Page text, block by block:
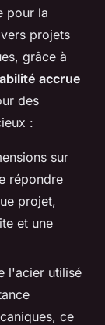
pour la
projets
grâce à
accrue
des
:
sur
répondre
projet,
et une
l'acier utilisé
ce